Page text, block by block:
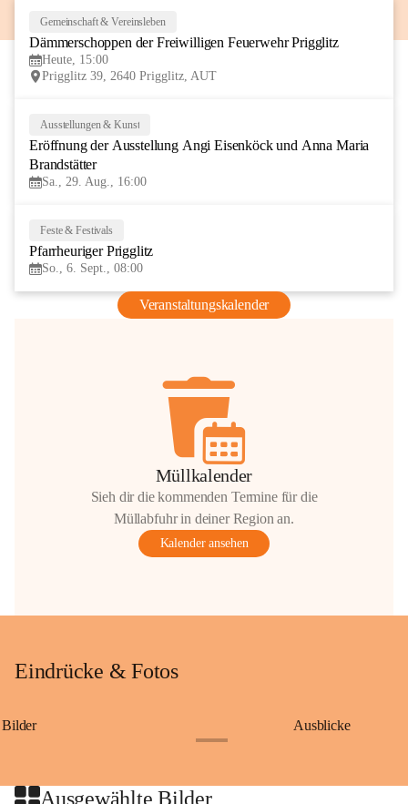
Gemeinschaft & Vereinsleben
Dämmerschoppen der Freiwilligen Feuerwehr Prigglitz
Heute, 15:00
Prigglitz 39, 2640 Prigglitz, AUT
AUG
Ausstellungen & Kunst
Eröffnung der Ausstellung Angi Eisenköck und Anna Maria
Brandstätter
Sa., 29. Aug., 16:00
Feste & Festivals
Pfarrheuriger Prigglitz
So., 6. Sept., 08:00
Veranstaltungskalender
Müllkalender
Sieh dir die kommenden Termine für die
Müllabfuhr in deiner Region an.
Kalender ansehen
Eindrücke & Fotos
Bilder Ausblicke
Ausgewählte Bilder